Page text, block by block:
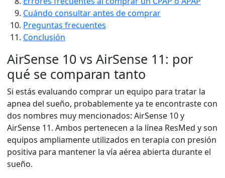
Cuándo consultar antes de comprar
Preguntas frecuentes
Conclusión
AirSense 10 vs AirSense 11: por
qué se comparan tanto
Si estás evaluando comprar un equipo para tratar la
apnea del sueño, probablemente ya te encontraste con
dos nombres muy mencionados: AirSense 10 y
AirSense 11. Ambos pertenecen a la línea ResMed y son
equipos ampliamente utilizados en terapia con presión
positiva para mantener la vía aérea abierta durante el
sueño.